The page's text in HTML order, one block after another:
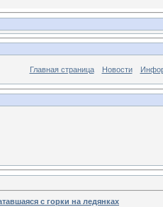
Главная страница Новости
с горки на ледянках